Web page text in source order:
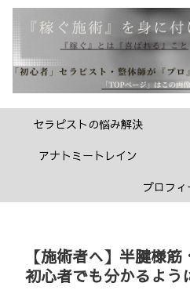
セラピストの悩み解決
アナトミートレイン
プロフィ
【施術者へ】半腱様
初心者でも分かるよう